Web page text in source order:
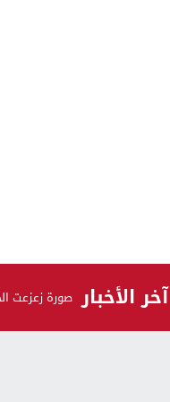
آخر الأخبار صورة زعزعت